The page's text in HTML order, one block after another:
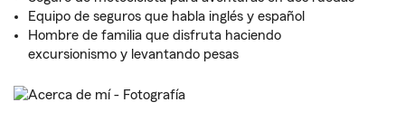
Equipo de seguros que habla inglés y español
Hombre de familia que disfruta haciendo
excursionismo y levantando pesas